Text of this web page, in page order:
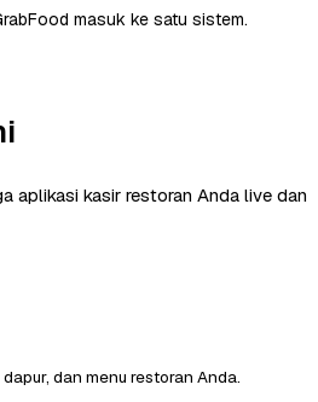
masuk ke satu sistem.
aplikasi kasir restoran Anda live dan
dan menu restoran Anda.